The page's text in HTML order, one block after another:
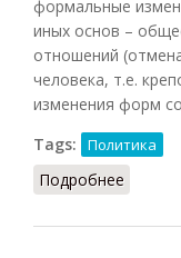
формальные
иных основ –
отношений
человека, т.е.
изменения форм
Tags:
Политика
Подробнее